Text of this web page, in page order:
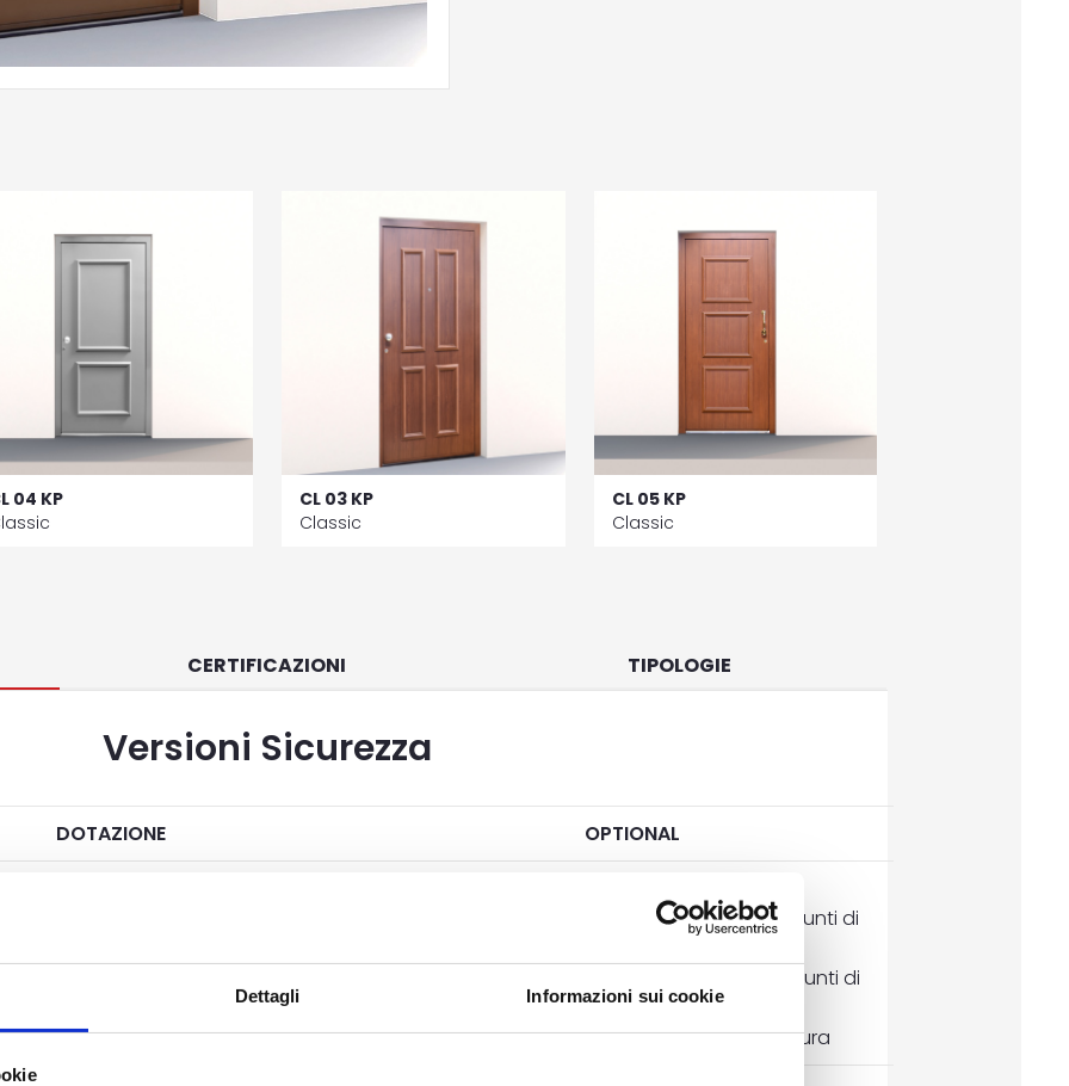
Dettagli Informazioni sui cookie
04 KP
CL 03 KP
Classic
CL 05 KP
Classic
CERTIFICAZIONI TIPOLOGIE
Versioni Sicurezza
DOTAZIONE OPTIONAL
Serratura meccanica autobloccante a 3 punti di
Serratura meccanica autobloccante a 5 punti di
chiusura
Serratura motorizzata a 3 punti di chiusura